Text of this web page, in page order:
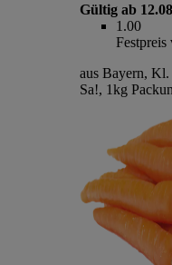
Gültig ab
1.00
Festpreis
aus Bayern,
Sa!, 1kg